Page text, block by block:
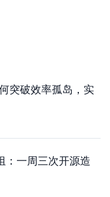
突破效率孤岛，实
：一周三次开源造